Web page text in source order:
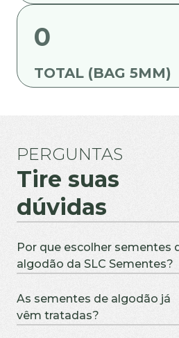
0
TOTAL (BAG 5MM)
PERGUNTAS
Tire suas
dúvidas
Por que escolher sementes
algodão da SLC Sementes?
Grosso e na Bahia, garantindo
qualidade reconhecida no
As sementes de algodão já
vêm tratadas?